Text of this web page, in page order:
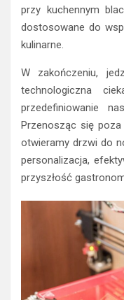
przy kuchennym
dostosowane do
kulinarne.
W zakończeniu,
technologiczna
przedefiniowanie
Przenosząc się
otwieramy drzwi do
personalizacja,
przyszłość